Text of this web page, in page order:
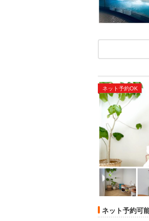
ネット予約OK
ネット予約可